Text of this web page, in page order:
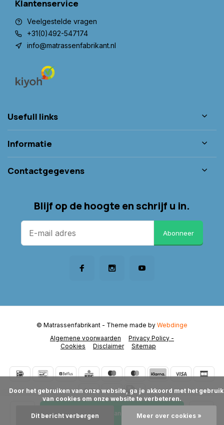
Toevoegen aan winkelwagen
Klantenservice
Veelgestelde vragen
+31(0)492-547174
info@matrassenfabrikant.nl
Usefull links
Informatie
Contactgegevens
Blijf op de hoogte en schrijf u in.
Abonneer
Algemene voorwaarden
Privacy Policy -
Cookies
Disclaimer Sitemap
© Matrassenfabrikant - Theme made by Webdinge
van cookies om onze website te verbeteren.
Dit bericht verbergen Meer over cookies »